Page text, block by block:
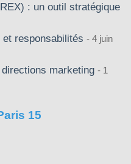
: un outil stratégique
et responsabilités
4 juin
marketing
1
15